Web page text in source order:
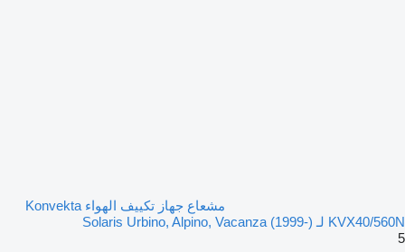
مشعاع جهاز تكييف الهواء Konvekta
KVX40/560N لـ Solaris Urbino, Alpino, Vacanza (1999-)
5